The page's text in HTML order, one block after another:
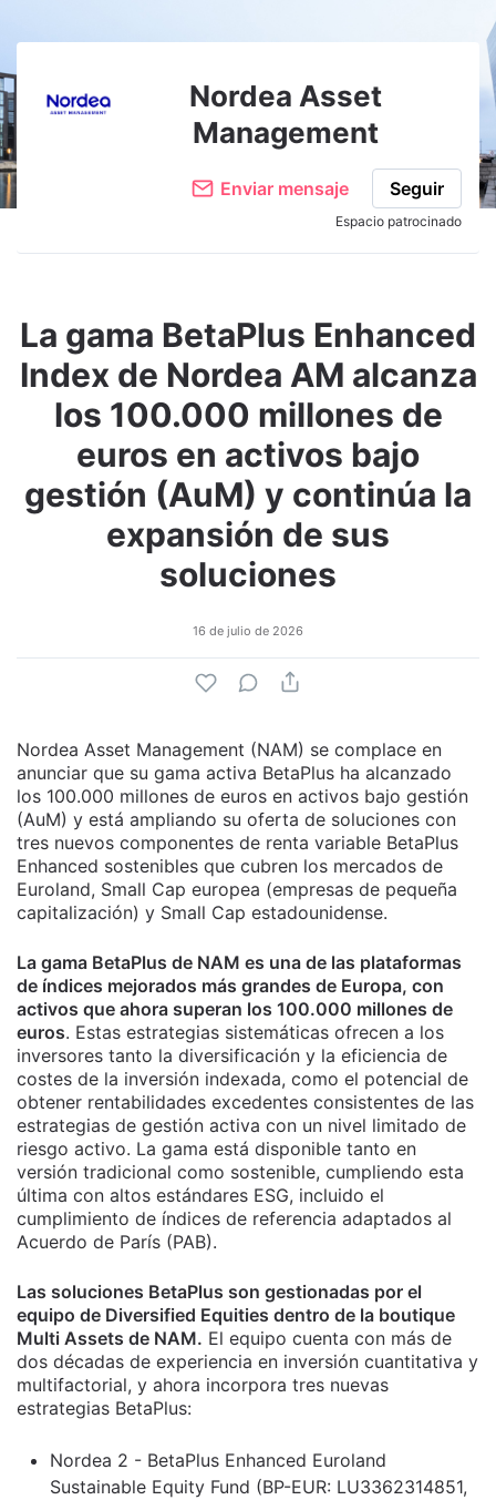
Nordea Asset
Management
Enviar mensaje Seguir
Espacio patrocinado
La gama BetaPlus Enhanced
Index de Nordea AM alcanza
los 100.000 millones de
euros en activos bajo
gestión (AuM) y continúa la
expansión de sus
soluciones
16 de julio de 2026
Nordea Asset Management (NAM) se complace en
anunciar que su gama activa BetaPlus ha alcanzado
los 100.000 millones de euros en activos bajo gestión
(AuM) y está ampliando su oferta de soluciones con
tres nuevos componentes de renta variable BetaPlus
Enhanced sostenibles que cubren los mercados de
Euroland, Small Cap europea (empresas de pequeña
capitalización) y Small Cap estadounidense.
La gama BetaPlus de NAM es una de las plataformas
de índices mejorados más grandes de Europa, con
activos que ahora superan los 100.000 millones de
euros. Estas estrategias sistemáticas ofrecen a los
inversores tanto la diversificación y la eficiencia de
costes de la inversión indexada, como el potencial de
obtener rentabilidades excedentes consistentes de las
estrategias de gestión activa con un nivel limitado de
riesgo activo. La gama está disponible tanto en
versión tradicional como sostenible, cumpliendo esta
última con altos estándares ESG, incluido el
cumplimiento de índices de referencia adaptados al
Acuerdo de París (PAB).
Las soluciones BetaPlus son gestionadas por el
equipo de Diversified Equities dentro de la boutique
Multi Assets de NAM. El equipo cuenta con más de
dos décadas de experiencia en inversión cuantitativa y
multifactorial, y ahora incorpora tres nuevas
estrategias BetaPlus:
Nordea 2 - BetaPlus Enhanced Euroland
Sustainable Equity Fund (BP-EUR: LU3362314851,